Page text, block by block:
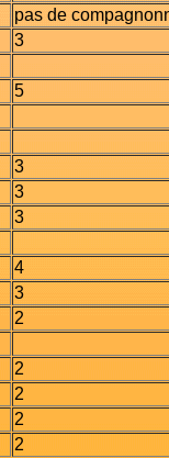
pas de
3
5
3
3
3
4
3
2
2
2
2
2